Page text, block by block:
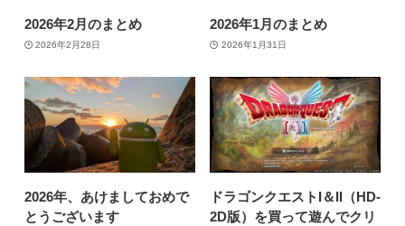
2026年2月のまとめ
2026年2月28日
2026年1月のまとめ
2026年1月31日
2026年、あけましておめで
とうございます
ドラゴンクエストI＆II（HD-
2D版）を買って遊んでクリ